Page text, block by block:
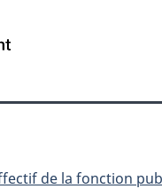
Canada
de la fonction